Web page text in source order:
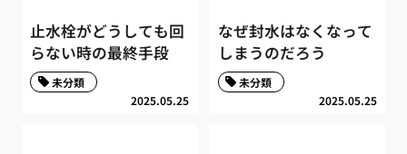
止水栓がどうしても回
らない時の最終手段
2025.05.25
未分類
なぜ封水はなくなって
しまうのだろう
2025.05.25
未分類